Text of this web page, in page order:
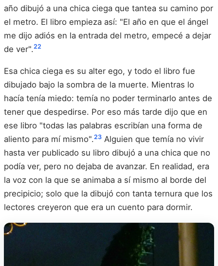
año dibujó a una chica ciega que tantea su camino por
el metro. El libro empieza así: "El año en que el ángel
me dijo adiós en la entrada del metro, empecé a dejar
de ver".22
Esa chica ciega es su alter ego, y todo el libro fue
dibujado bajo la sombra de la muerte. Mientras lo
hacía tenía miedo: temía no poder terminarlo antes de
tener que despedirse. Por eso más tarde dijo que en
ese libro "todas las palabras escribían una forma de
aliento para mí mismo".23 Alguien que temía no vivir
hasta ver publicado su libro dibujó a una chica que no
podía ver, pero no dejaba de avanzar. En realidad, era
la voz con la que se animaba a sí mismo al borde del
precipicio; solo que la dibujó con tanta ternura que los
lectores creyeron que era un cuento para dormir.